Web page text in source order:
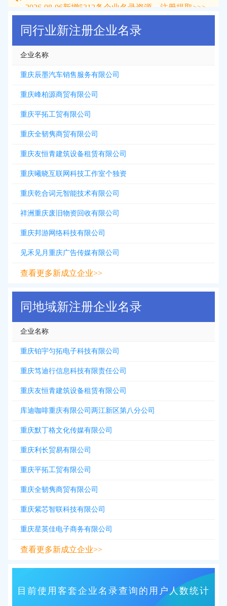
新增 条企业名录资源，注册提取>>>
同行业新注册企业名录
企业名称
重庆辰墨汽车销售服务有限公司
重庆峰柏源商贸有限公司
重庆平拓工贸有限公司
重庆全韧隽商贸有限公司
重庆友恒青建筑设备租赁有限公司
重庆曦晓互联网科技工作室个独资
重庆乾合词元智能技术有限公司
祥洲重庆废旧物资回收有限公司
重庆邦游网络科技有限公司
见禾见月重庆广告传媒有限公司
查看更多新成立企业>>
同地域新注册企业名录
企业名称
重庆铂宇匀拓电子科技有限公司
重庆笃迪行信息科技有限责任公司
重庆友恒青建筑设备租赁有限公司
库迪咖啡重庆有限公司两江新区第八分公司
重庆默丁格文化传媒有限公司
重庆利长贸易有限公司
重庆平拓工贸有限公司
重庆全韧隽商贸有限公司
重庆紫芯智联科技有限公司
重庆星英佳电子商务有限公司
查看更多新成立企业>>
目前使用客套企业名录查询的用户人数统计